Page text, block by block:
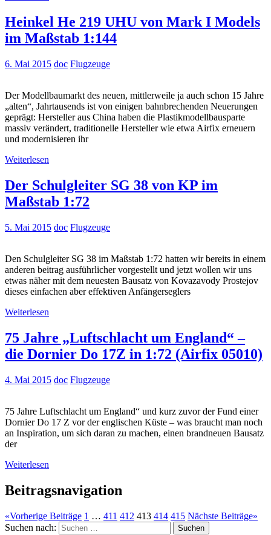
Heinkel He 219 UHU von Mark I Models
im Maßstab 1:144
6. Mai 2015 doc Flugzeuge
Der Modellbaumarkt des neuen, mittlerweile ja auch schon 15 Jahre
„alten“, Jahrtausends ist von einigen bahnbrechenden Neuerungen
geprägt: Hersteller aus China haben die Plastikmodellbausparte
massiv verändert, traditionelle Hersteller wie etwa Airfix erneuern
und modernisieren ihr
Weiterlesen
Der Schulgleiter SG 38 von KP im
Maßstab 1:72
5. Mai 2015 doc Flugzeuge
Den Schulgleiter SG 38 im Maßstab 1:72 hatten wir bereits in einem
anderen beitrag ausführlicher vorgestellt und jetzt wollen wir uns
etwas näher mit dem neuesten Bausatz von Kovazavody Prostejov
dieses einfachen aber effektiven Anfängerseglers
Weiterlesen
75 Jahre „Luftschlacht um England“ –
die Dornier Do 17Z in 1:72 (Airfix 05010)
4. Mai 2015 doc Flugzeuge
75 Jahre Luftschlacht um England“ und kurz zuvor der Fund einer
Dornier Do 17 Z vor der englischen Küste – was braucht man noch
an Inspiration, um sich daran zu machen, einen brandneuen Bausatz
der
Weiterlesen
Beitragsnavigation
«Vorherige Beiträge 1 … 411 412 413 414 415 Nächste Beiträge»
Suchen nach:
Suchen